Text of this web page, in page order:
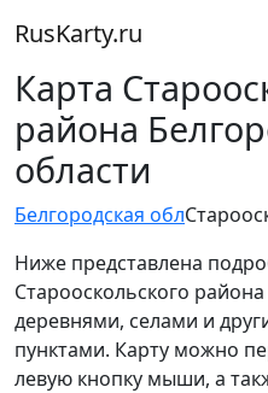
RusKarty.ru
Карта
района
области
Белгородская обл
Ниже представлена
Старооскольского
деревнями, селами и
пунктами. Карту можно
левую кнопку мыши, а